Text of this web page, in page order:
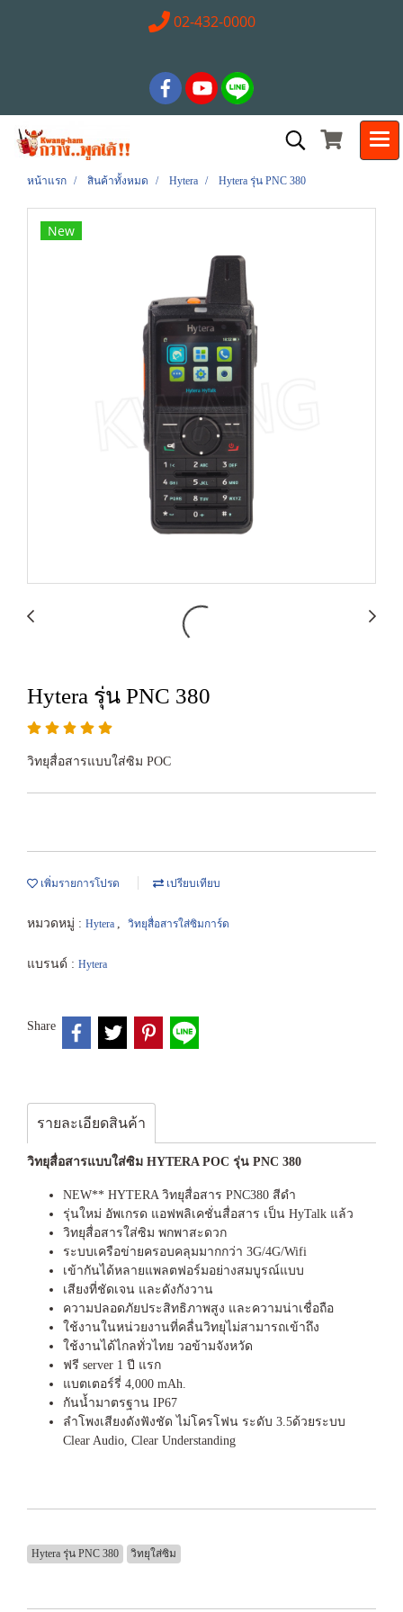
02-432-0000
หน้าแรก สินค้าทั้งหมด Hytera Hytera รุ่น PNC 380
New
Hytera รุ่น PNC 380
วิทยุสื่อสารแบบใส่ซิม POC
เพิ่มรายการโปรด เปรียบเทียบ
หมวดหมู่ : Hytera , วิทยุสื่อสารใส่ซิมการ์ด
แบรนด์ : Hytera
Share
รายละเอียดสินค้า
วิทยุสื่อสารแบบใส่ซิม HYTERA POC รุ่น PNC 380
NEW** HYTERA วิทยุสื่อสาร PNC380 สีดำ
รุ่นใหม่ อัพเกรด แอฟพลิเคชั่นสื่อสาร เป็น HyTalk แล้ว
วิทยุสื่อสารใส่ซิม พกพาสะดวก
ระบบเครือข่ายครอบคลุมมากกว่า 3G/4G/Wifi
เข้ากันได้หลายแพลตฟอร์มอย่างสมบูรณ์แบบ
เสียงที่ชัดเจน และดังกังวาน
ความปลอดภัยประสิทธิภาพสูง และความน่าเชื่อถือ
ใช้งานในหน่วยงานที่คลื่นวิทยุไม่สามารถเข้าถึง
ใช้งานได้ไกลทั่วไทย วอข้ามจังหวัด
ฟรี server 1 ปี แรก
แบตเตอร์รี่ 4,000 mAh.
กันน้ำมาตรฐาน IP67
ลำโพงเสียงดังฟังชัด ไม่โครโฟน ระดับ 3.5ด้วยระบบ
Clear Audio, Clear Understanding
Hytera รุ่น PNC 380 วิทยุใส่ซิม